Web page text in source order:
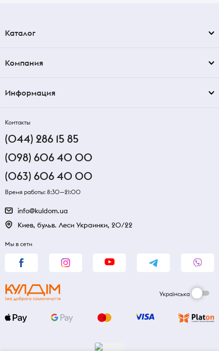
Каталог
Компания
Информация
Контакты
(044) 286 15 85
(098) 606 40 00
(063) 606 40 00
Время работы: 8:30—21:00
info@kuldom.ua
Киев, бульв. Леси Украинки, 20/22
Мы в сети
Українська